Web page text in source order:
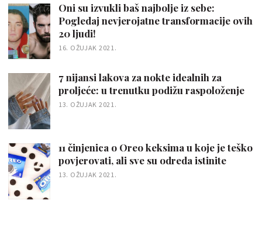
Oni su izvukli baš najbolje iz sebe:
Pogledaj nevjerojatne transformacije ovih
20 ljudi!
16. OŽUJAK 2021.
7 nijansi lakova za nokte idealnih za
proljeće: u trenutku podižu raspoloženje
13. OŽUJAK 2021.
11 činjenica o Oreo keksima u koje je teško
povjerovati, ali sve su odreda istinite
13. OŽUJAK 2021.